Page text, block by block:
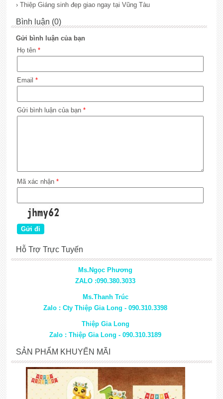
› Thiệp Giáng sinh đẹp giao ngay tại Vũng Tàu
Bình luận (0)
Gửi bình luận của bạn
Họ tên *
Email *
Gửi bình luận của bạn *
Mã xác nhận *
Hỗ Trợ Trực Tuyến
Ms.Ngọc Phương
ZALO :090.380.3033
Ms.Thanh Trúc
Zalo : Cty Thiệp Gia Long - 090.310.3398
Thiệp Gia Long
Zalo : Thiệp Gia Long - 090.310.3189
SẢN PHẨM KHUYẾN MÃI